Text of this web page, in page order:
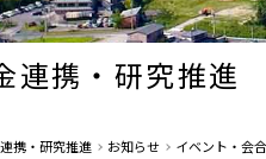
連携・研究推進
携・研究推進 お知らせ イベント・会